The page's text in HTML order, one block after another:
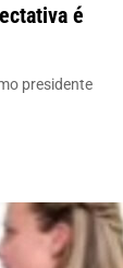
é
presidente